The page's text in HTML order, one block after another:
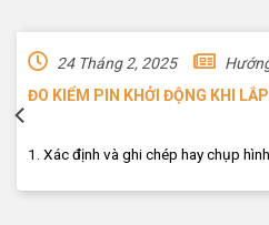
24 Tháng 2, 2025
ĐO KIỂM PIN KHỞI ĐỘNG KHI
1. Xác định và ghi chép hay chụp